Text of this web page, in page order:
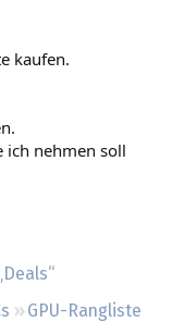
GPU-Rangliste
kaufen.
ich nehmen soll